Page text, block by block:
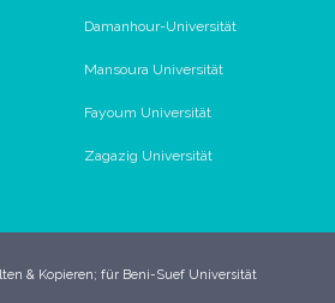
Damanhour-Universität
Mansoura Universität
Fayoum Universität
Zagazig Universität
& Kopieren; für Beni-Suef Universität